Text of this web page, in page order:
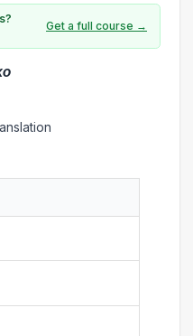
Get a full course →